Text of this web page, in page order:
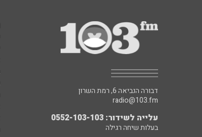
דבורה הנביאה 6, רמת השרון
radio@103.fm
עלייה לשידור: 0552-103-103
בעלות שיחה רגילה